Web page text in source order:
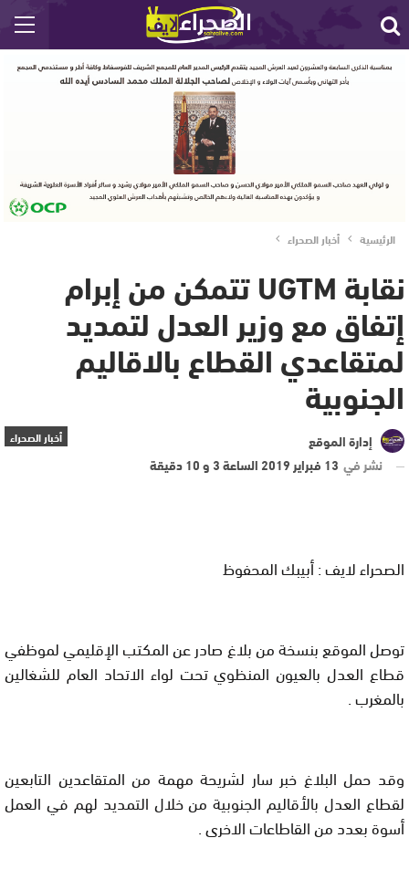
الرئيسية أخبار الصحراء
نقابة UGTM تتمكن من إبرام
إتفاق مع وزير العدل لتمديد
لمتقاعدي القطاع بالاقاليم
الجنوبية
أخبار الصحراء
إدارة الموقع
نشر في 13 فبراير 2019 الساعة 3 و 10 دقيقة
الصحراء لايف : أبيبك المحفوظ
توصل الموقع بنسخة من بلاغ صادر عن المكتب الإقليمي لموظفي
قطاع العدل بالعيون المنظوي تحت لواء الاتحاد العام للشغالين
بالمغرب .
وقد حمل البلاغ خبر سار لشريحة مهمة من المتقاعدين التابعين
لقطاع العدل بالأقاليم الجنوبية من خلال التمديد لهم في العمل
أسوة بعدد من القاطاعات الاخرى .